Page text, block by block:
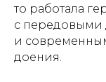
то работала
с передовыми
и
доения.